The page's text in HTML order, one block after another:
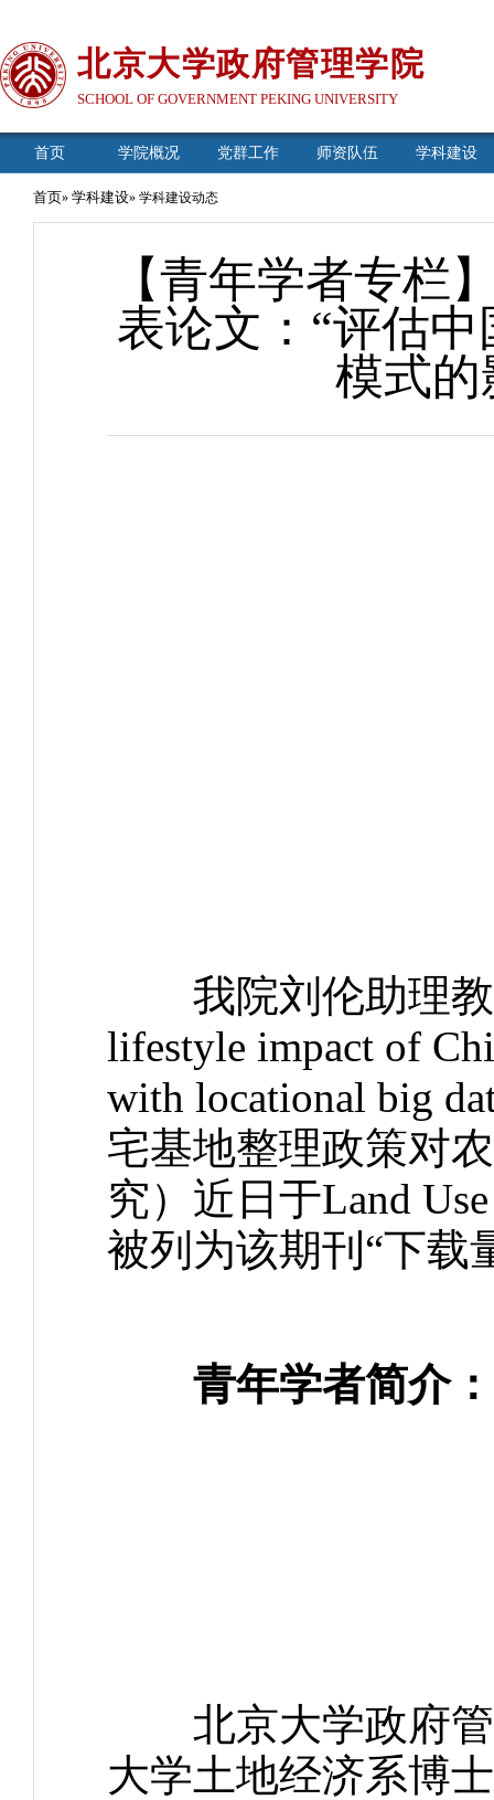
北京大学政府管理学院
SCHOOL OF GOVERNMENT PEKING UNIVERSITY
首页 学院概况 党群工作 师资队伍 学科建设
首页» 学科建设» 学科建设动态
【青年学者专栏
表论文：“评估
模式的
我院刘伦助理教
lifestyle impact of
with locational big
宅基地整理政策对
究）近日于Land
被列为该期刊“下载
青年学者简介：
北京大学政府管
大学土地经济系博